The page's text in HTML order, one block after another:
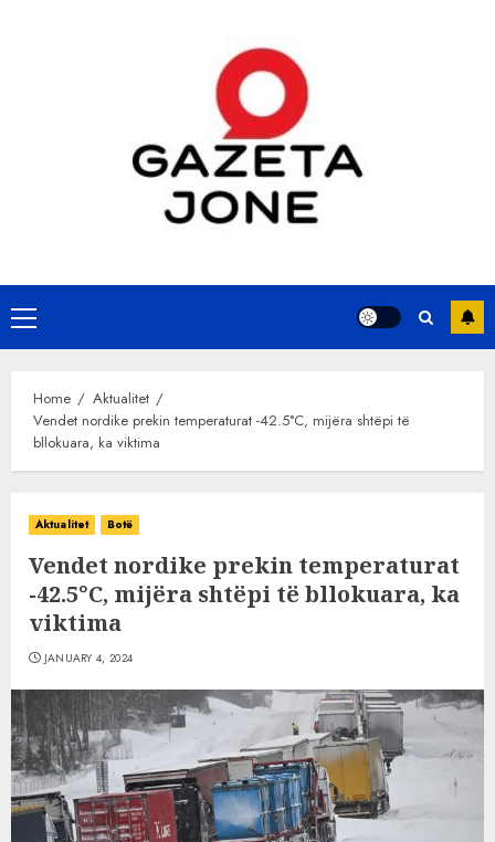
Primary
Menu
Home
Aktualitet
Vendet nordike prekin temperaturat -42.5°C, mijëra shtëpi të
bllokuara, ka viktima
Aktualitet Botë
Vendet nordike prekin temperaturat
-42.5°C, mijëra shtëpi të bllokuara, ka
viktima
JANUARY 4, 2024